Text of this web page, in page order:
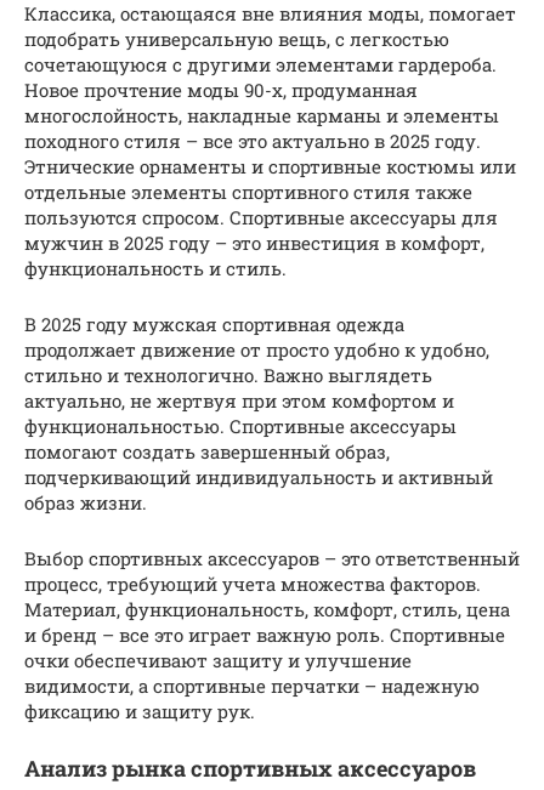
Классика, остающаяся вне влияния моды, помогает
подобрать универсальную вещь, с легкостью
сочетающуюся с другими элементами гардероба.
Новое прочтение моды 90-х, продуманная
многослойность, накладные карманы и элементы
походного стиля – все это актуально в 2025 году.
Этнические орнаменты и спортивные костюмы или
отдельные элементы спортивного стиля также
пользуются спросом. Спортивные аксессуары для
мужчин в 2025 году – это инвестиция в комфорт,
функциональность и стиль.
В 2025 году мужская спортивная одежда
продолжает движение от просто удобно к удобно,
стильно и технологично. Важно выглядеть
актуально, не жертвуя при этом комфортом и
функциональностью. Спортивные аксессуары
помогают создать завершенный образ,
подчеркивающий индивидуальность и активный
образ жизни.
Выбор спортивных аксессуаров – это ответственный
процесс, требующий учета множества факторов.
Материал, функциональность, комфорт, стиль, цена
и бренд – все это играет важную роль. Спортивные
очки обеспечивают защиту и улучшение
видимости, а спортивные перчатки – надежную
фиксацию и защиту рук.
Анализ рынка спортивных аксессуаров